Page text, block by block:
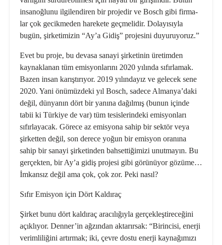
insanoğlunu ilgilen­diren bir projedir ve Bosch gibi firma­
lar çok gecikmeden harekete geçme­lidir. Dolayısıyla
bugün, şirketimizin “Ay’a Gidiş” projesini duyuruyoruz.”
Evet bu proje, bu devasa sanayi şirketi­nin üretimden
kaynaklanan tüm emis­yonlarını 2020 yılında sıfırlamak.
Bazen insan karıştırıyor. 2019 yılındayız ve gelecek sene
2020. Yani önümüzdeki yıl Bosch, sadece Almanya’daki
değil, dünyanın dört bir yanına dağılmış (bu­nun içinde
tabii ki Türkiye de var) tüm tesislerindeki emisyonları
sıfırlayacak. Görece az emisyona sahip bir sektör veya
şirketten değil, son derece yoğun bir emisyon oranına
sahip bir sanayi şirketinden bahsettiğimizi unutmayın. Bu
gerçekten, bir Ay’a gidiş projesi gibi görünüyor gözüme…
İmkansız değil ama çok, çok zor. Peki nasıl?
Sıfır Emisyon için Dört Kaldıraç
Şirket bunu dört kaldıraç aracılı­ğıyla gerçekleştireceğini
açıklıyor. Denner’in ağzından aktarırsak: “Bi­rincisi, enerji
verimliliğini artırmak; iki, çevre dostu enerji kaynağımızı